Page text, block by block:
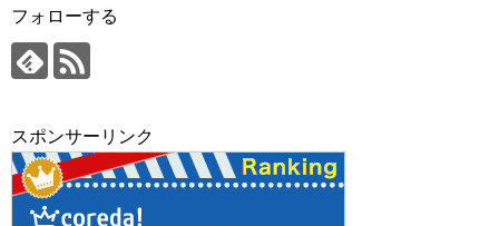
フォローする
スポンサーリンク